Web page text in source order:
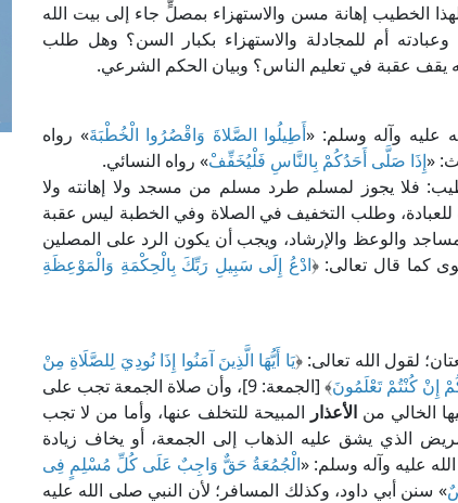
الخطيب إهانة مسن والاستهزاء بمصلٍّ جاء إلى بيت الله
أم للمجادلة والاستهزاء بكبار السن؟ وهل طلب
يقف عقبة في تعليم الناس؟ وبيان الحكم الشرعي.
عليه وآله وسلم: «أَطِيلُوا الصَّلاةَ وَاقْصُرُوا الْخُطْبَةَ» رواه
«إِذَا صَلَّى أَحَدُكُمْ بِالنَّاسِ فَلْيُخَفِّفْ» رواه النسائي.
فلا يجوز لمسلم طرد مسلم من مسجد ولا إهانته ولا
وطلب التخفيف في الصلاة وفي الخطبة ليس عقبة
والوعظ والإرشاد، ويجب أن يكون الرد على المصلين
كما قال تعالى: ﴿ادْعُ إِلَى سَبِيلِ رَبِّكَ بِالْحِكْمَةِ وَالْمَوْعِظَةِ
لقول الله تعالى: ﴿يَا أَيُّهَا الَّذِينَ آمَنُوا إِذَا نُودِيَ لِلصَّلَاةِ مِنْ
إِنْ كُنْتُمْ تَعْلَمُونَ
﴾ [الجمعة: 9]، وأن صلاة الجمعة تجب على
الخالي من الأعذار المبيحة للتخلف عنها، وأما من لا تجب
الذي يشق عليه الذهاب إلى الجمعة، أو يخاف زيادة
عليه وآله وسلم: «الْجُمُعَةُ حَقٌّ وَاجِبٌ عَلَى كُلِّ مُسْلِمٍ فِى
» سنن أبي داود، وكذلك المسافر؛ لأن النبي صلى الله عليه